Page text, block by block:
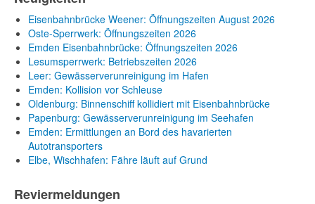
Eisenbahnbrücke Weener: Öffnungszeiten August 2026
Oste-Sperrwerk: Öffnungszeiten 2026
Emden Eisenbahnbrücke: Öffnungszeiten 2026
Lesumsperrwerk: Betriebszeiten 2026
Leer: Gewässerverunreinigung im Hafen
Emden: Kollision vor Schleuse
Oldenburg: Binnenschiff kollidiert mit Eisenbahnbrücke
Papenburg: Gewässerverunreinigung im Seehafen
Emden: Ermittlungen an Bord des havarierten
Autotransporters
Elbe, Wischhafen: Fähre läuft auf Grund
Reviermeldungen